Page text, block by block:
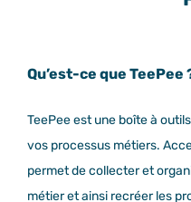
Qu’est-ce que TeePee
TeePee est une boîte à
vos processus métiers.
permet de collecter et
métier et ainsi recréer les